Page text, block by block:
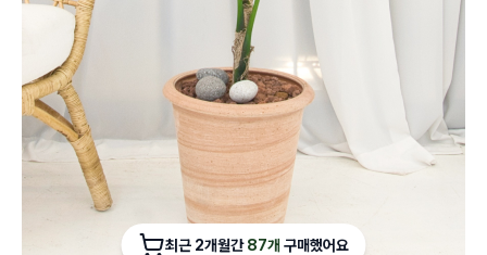
최근 2개월간 87개 구매했어요